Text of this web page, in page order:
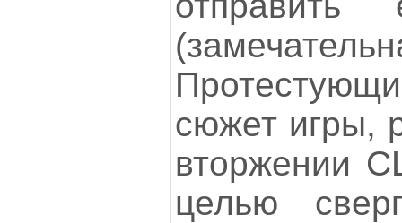
сюжет игры,
вторжении
целью